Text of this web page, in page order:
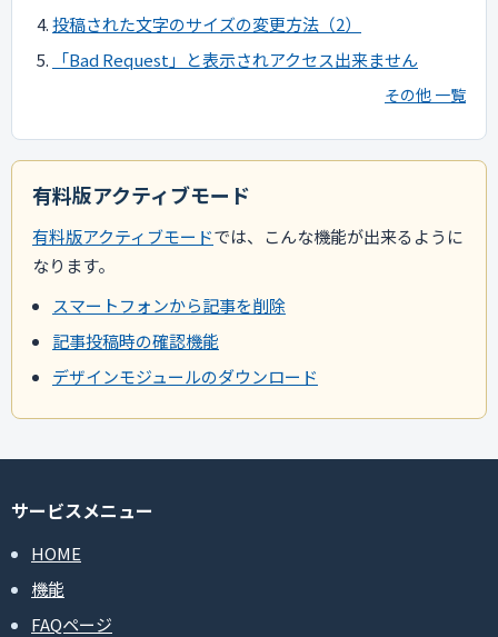
投稿された文字のサイズの変更方法（2）
「Bad Request」と表示されアクセス出来ません
その他 一覧
有料版アクティブモード
有料版アクティブモードでは、こんな機能が出来るように
なります。
スマートフォンから記事を削除
記事投稿時の確認機能
デザインモジュールのダウンロード
サービスメニュー
HOME
機能
FAQページ